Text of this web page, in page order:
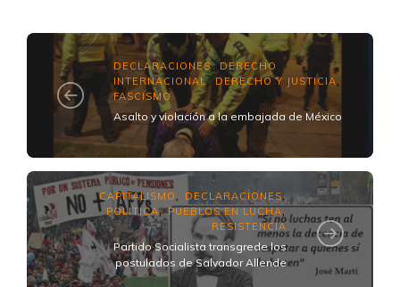
DECLARACIONES, DERECHO
INTERNACIONAL, DERECHO Y JUSTICIA
FASCISMO
Asalto y violación a la embajada de México
CAPITALISMO DECLARACIONES ,
POLITICA,PUEBLOS EN LUCHA,
RESISTENCIA
Partido Socialista transgrede los
postulados de Salvador Allende